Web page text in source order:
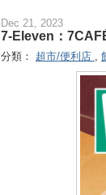
Dec 21, 2023
7-Eleven：
分類： 超市/便利店 ,